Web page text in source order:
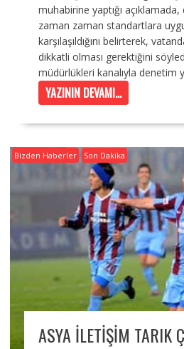
muhabirine yaptığı açıklamada,
zaman zaman standartlara
karşılaşıldığını belirterek,
dikkatli olması gerektiğini
müdürlükleri kanalıyla denetim
YAZININ DEVAMI...
Bizden Haberler Son Dakika
ASYA İLETIŞIM TARIK